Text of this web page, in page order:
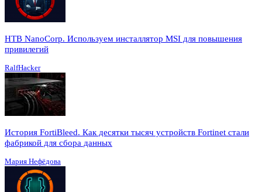
HTB NanoCorp. Используем инсталлятор MSI для повышения
привилегий
RalfHacker
История FortiBleed. Как десятки тысяч устройств Fortinet стали
фабрикой для сбора данных
Мария Нефёдова